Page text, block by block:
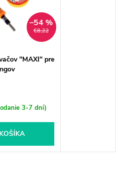
€8,22
–54 %
"MAXI" pre
3-7 dní)